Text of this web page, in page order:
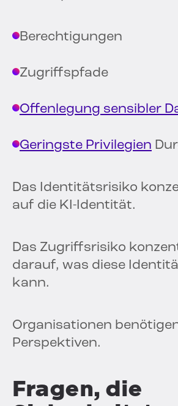
Berechtigungen
Zugriffspfade
Offenlegung sensibler
Geringste Privilegien
Das Identitätsrisiko
auf die KI-Identität.
Das Zugriffsrisiko
darauf, was diese
kann.
Organisationen
Perspektiven.
Fragen, die